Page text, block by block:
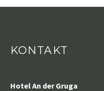
KONTAKT
Hotel An der Gruga